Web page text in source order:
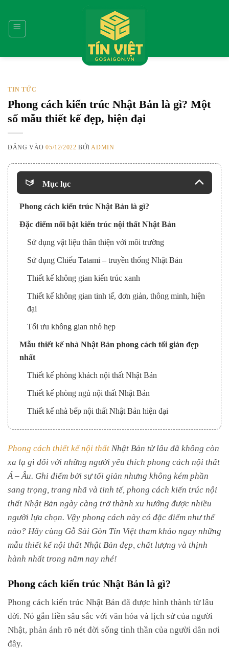
qua
nội
TIN TỨC
Phong cách kiến trúc Nhật Bản là gì? Một
số mẫu thiết kế đẹp, hiện đại
ĐĂNG VÀO05/12/2022 BỞI ADMIN
Mục lục
Phong cách kiến trúc Nhật Bản là gì?
Đặc điểm nổi bật kiến trúc nội thất Nhật Bản
Sử dụng vật liệu thân thiện với môi trường
Sử dụng Chiếu Tatami – truyền thống Nhật Bản
Thiết kế không gian kiến trúc xanh
Thiết kế không gian tinh tế, đơn giản, thông minh, hiện
đại
Tối ưu không gian nhỏ hẹp
Mẫu thiết kế nhà Nhật Bản phong cách tối giản đẹp
nhất
Thiết kế phòng khách nội thất Nhật Bản
Thiết kế phòng ngủ nội thất Nhật Bản
Thiết kế nhà bếp nội thất Nhật Bản hiện đại
Phong cách thiết kế nội thất Nhật Bản từ lâu đã không còn
xa lạ gì đối với những người yêu thích phong cách nội thất
Á – Âu. Ghi điểm bởi sự tối giản nhưng không kém phần
sang trọng, trang nhã và tinh tế, phong cách kiến trúc nội
thất Nhật Bản ngày càng trở thành xu hướng được nhiều
người lựa chọn. Vậy phong cách này có đặc điểm như thế
nào? Hãy cùng Gỗ Sài Gòn Tín Việt tham khảo ngay những
mẫu thiết kế nội thất Nhật Bản đẹp, chất lượng và thịnh
hành nhất trong năm nay nhé!
Phong cách kiến trúc Nhật Bản là gì?
Phong cách kiến trúc Nhật Bản đã được hình thành từ lâu
đời. Nó gắn liền sâu sắc với văn hóa và lịch sử của người
Nhật, phản ánh rõ nét đời sống tinh thần của người dân nơi
đây.